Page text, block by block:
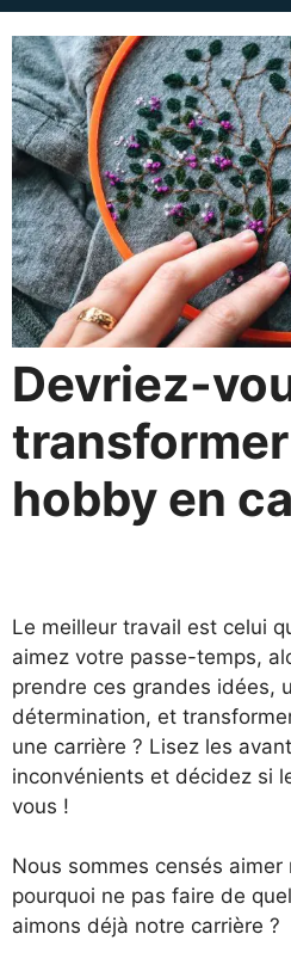
Devriez-
hobby en
Le meilleur travail est celui
aimez votre passe-temps,
prendre ces grandes idées,
détermination, et
une carrière ? Lisez les
inconvénients et décidez si
vous !
Nous sommes censés
pourquoi ne pas faire de
aimons déjà notre carrière ?